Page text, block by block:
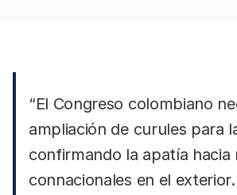
“El Congreso colombiano
ampliación de curules para
confirmando la apatía hacia
connacionales en el